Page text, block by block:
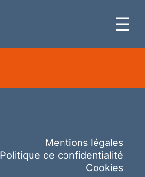
☰
Mentions légales
Politique de confidentialité
Cookies